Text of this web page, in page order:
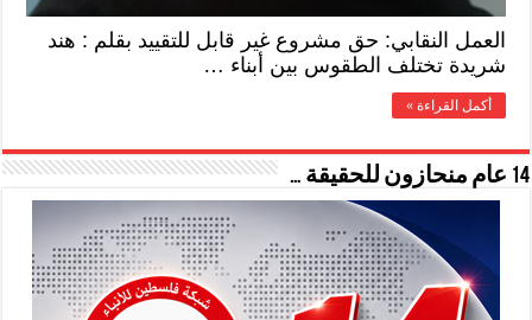
العمل النقابي: حق مشروع غير قابل للتقييد بقلم : هند
شريدة تختلف الطقوس بين أبناء …
أكمل القراءة »
14 عام منحازون للحقيقة …